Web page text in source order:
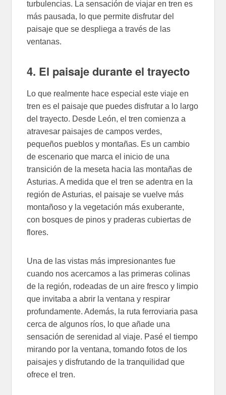
turbulencias. La sensación de viajar en tren es
más pausada, lo que permite disfrutar del
paisaje que se despliega a través de las
ventanas.
4. El paisaje durante el trayecto
Lo que realmente hace especial este viaje en
tren es el paisaje que puedes disfrutar a lo largo
del trayecto. Desde León, el tren comienza a
atravesar paisajes de campos verdes,
pequeños pueblos y montañas. Es un cambio
de escenario que marca el inicio de una
transición de la meseta hacia las montañas de
Asturias. A medida que el tren se adentra en la
región de Asturias, el paisaje se vuelve más
montañoso y la vegetación más exuberante,
con bosques de pinos y praderas cubiertas de
flores.
Una de las vistas más impresionantes fue
cuando nos acercamos a las primeras colinas
de la región, rodeadas de un aire fresco y limpio
que invitaba a abrir la ventana y respirar
profundamente. Además, la ruta ferroviaria pasa
cerca de algunos ríos, lo que añade una
sensación de serenidad al viaje. Pasé el tiempo
mirando por la ventana, tomando fotos de los
paisajes y disfrutando de la tranquilidad que
ofrece el tren.